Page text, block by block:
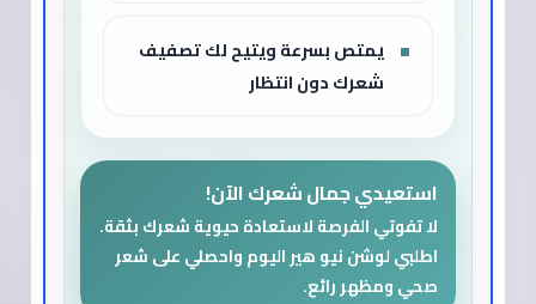
يمتص بسرعة ويتيح لك تصفيف
شعرك دون انتظار
استعيدي جمال شعرك الآن!
لا تفوتي الفرصة لاستعادة حيوية شعرك بثقة.
اطلبي لوشن نيو هير اليوم واحصلي على شعر
صحي ومظهر رائع.